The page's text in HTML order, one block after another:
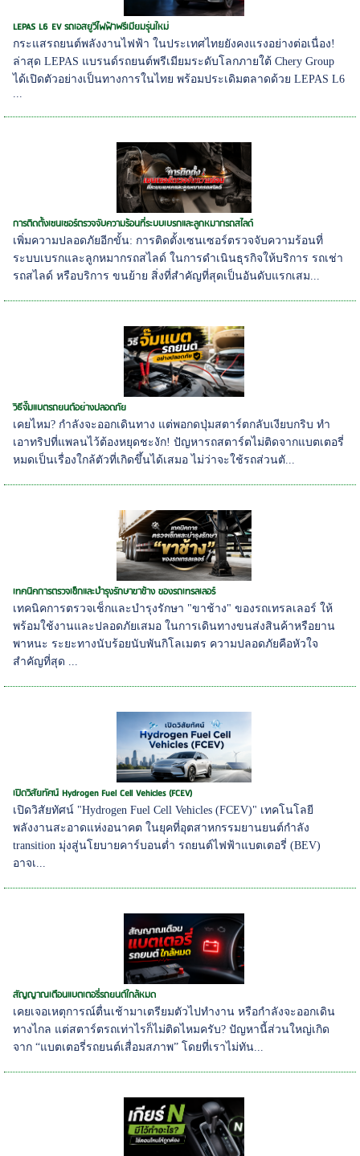
LEPAS L6 EV รถเอสยูวีไฟฟ้าพรีเมียมรุ่นใหม่
กระแสรถยนต์พลังงานไฟฟ้า ในประเทศไทยยังคงแรงอย่างต่อเนื่อง!
ล่าสุด LEPAS แบรนด์รถยนต์พรีเมียมระดับโลกภายใต้ Chery Group
ได้เปิดตัวอย่างเป็นทางการในไทย พร้อมประเดิมตลาดด้วย LEPAS L6
การติดตั้งเซนเซอร์ตรวจจับความร้อนที่ระบบเบรกและลูกหมากรถสไลด์
เพิ่มความปลอดภัยอีกขั้น: การติดตั้งเซนเซอร์ตรวจจับความร้อนที่
ระบบเบรกและลูกหมากรถสไลด์ ในการดำเนินธุรกิจให้บริการ รถเช่า
รถสไลด์ หรือบริการ ขนย้าย สิ่งที่สำคัญที่สุดเป็นอันดับแรกเสม...
วิธีจั๊มแบตรถยนต์อย่างปลอดภัย
เคยไหม? กำลังจะออกเดินทาง แต่พอกดปุ่มสตาร์ตกลับเงียบกริบ ทำ
เอาทริปที่แพลนไว้ต้องหยุดชะงัก! ปัญหารถสตาร์ตไม่ติดจากแบตเตอรี่
หมดเป็นเรื่องใกล้ตัวที่เกิดขึ้นได้เสมอ ไม่ว่าจะใช้รถส่วนตั...
เทคนิคการตรวจเช็กและบำรุงรักษาขาช้าง ของรถเทรลเลอร์
เทคนิคการตรวจเช็กและบำรุงรักษา "ขาช้าง" ของรถเทรลเลอร์ ให้
พร้อมใช้งานและปลอดภัยเสมอ ในการเดินทางขนส่งสินค้าหรือยาน
พาหนะ ระยะทางนับร้อยนับพันกิโลเมตร ความปลอดภัยคือหัวใจ
สำคัญที่สุด ...
เปิดวิสัยทัศน์ Hydrogen Fuel Cell Vehicles (FCEV)
เปิดวิสัยทัศน์ "Hydrogen Fuel Cell Vehicles (FCEV)" เทคโนโลยี
พลังงานสะอาดแห่งอนาคต ในยุคที่อุตสาหกรรมยานยนต์กำลัง
transition มุ่งสู่นโยบายคาร์บอนต่ำ รถยนต์ไฟฟ้าแบตเตอรี่ (BEV)
อาจเ...
สัญญาณเตือนแบตเตอรี่รถยนต์ใกล้หมด
เคยเจอเหตุการณ์ตื่นเช้ามาเตรียมตัวไปทำงาน หรือกำลังจะออกเดิน
ทางไกล แต่สตาร์ตรถเท่าไรก็ไม่ติดไหมครับ? ปัญหานี้ส่วนใหญ่เกิด
จาก “แบตเตอรี่รถยนต์เสื่อมสภาพ” โดยที่เราไม่ทัน...